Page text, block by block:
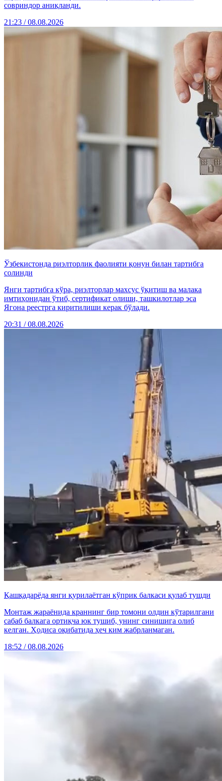
совриндор аниқланди.
21:23 / 08.08.2026
Ўзбекистонда риэлторлик фаолияти қонун билан тартибга
солинди
Янги тартибга кўра, риэлторлар махсус ўқитиш ва малака
имтиҳонидан ўтиб, сертификат олиши, ташкилотлар эса
Ягона реестрга киритилиши керак бўлади.
20:31 / 08.08.2026
Қашқадарёда янги қурилаётган кўприк балкаси қулаб тушди
Монтаж жараёнида краннинг бир томони олдин кўтарилгани
сабаб балкага ортиқча юк тушиб, унинг синишига олиб
келган. Ҳодиса оқибатида ҳеч ким жабрланмаган.
18:52 / 08.08.2026